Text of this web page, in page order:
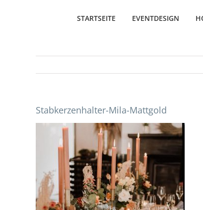
STARTSEITE EVENTDESIGN
Stabkerzenhalter-Mila-Mattgold